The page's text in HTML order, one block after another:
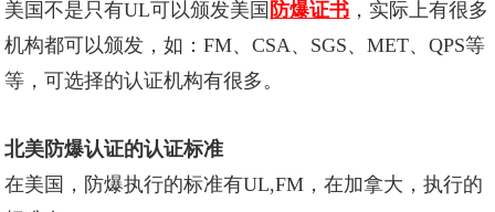
美国不是只有UL可以颁发美国 防爆证书 ，实际上有很多
机构都可以颁发，如：FM、CSA、SGS、MET、QPS等
等，可选择的认证机构有很多。
北美防爆认证的认证标准
在美国，防爆执行的标准有UL,FM，在加拿大，执行的